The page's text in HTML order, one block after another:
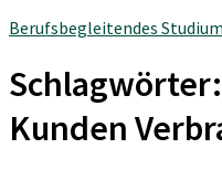
Berufsbegleitendes
Schlagwörter:
Kunden